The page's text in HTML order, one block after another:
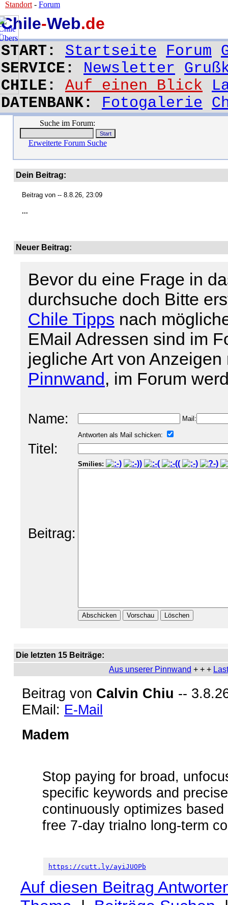
Chile-Web.de
START: Startseite Forum
SERVICE: Newsletter
CHILE: Auf einen Blick
DATENBANK: Fotogalerie
Standort - Forum
Suche im Forum:
Erweiterte Forum Suche
Dein Beitrag:
Beitrag von -- 8.8.26, 23:09
...
Neuer Beitrag:
Bevor du eine Frage in
durchsuche doch Bitte
Chile Tipps nach
EMail Adressen sind im
jegliche Art von
Pinnwand, im Forum
Name: Mail:
Antworten als Mail schicken:
Titel:
Beitrag:
Smilies:
Die letzten 15 Beiträge:
Aus unserer Pinnwand+ + +Last Minute
Beitrag von Calvin Chiu --
EMail: E-Mail
Madem
Stop paying for broad,
specific keywords and
continuously optimizes
free 7-day trialno long-term
https://cutt.ly/ayiJUOPb
Auf diesen Beitrag